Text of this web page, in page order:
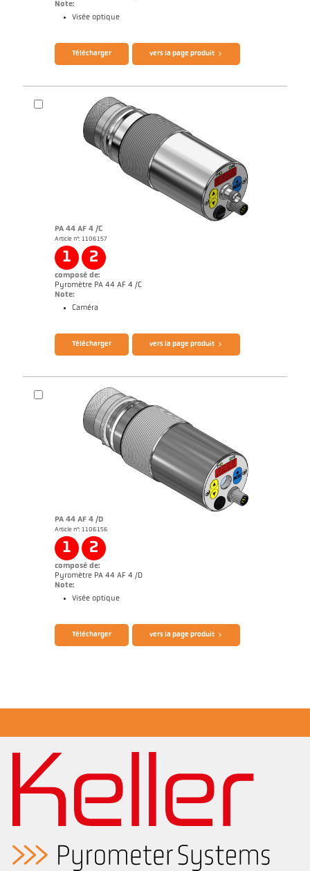
Note:
Visée optique
Brochure CellaTemp PX
Télécharger vers la page produit
PA 44 AF 4 /C
Article n°: 1106157
1 2
composé de:
Pyromètre PA 44 AF 4 /C
Note:
Caméra
Télécharger vers la page produit
PA 44 AF 4 /D
Article n°: 1106156
1 2
composé de:
Pyromètre PA 44 AF 4 /D
Note:
Visée optique
Brochure CellaTemp PA
Rapport d'application Industrie des semi-
Télécharger vers la page produit